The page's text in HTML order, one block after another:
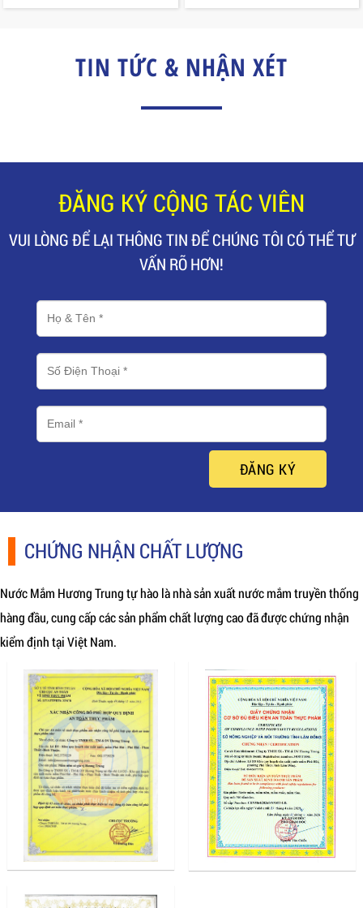
TIN TỨC & NHẬN XÉT
ĐĂNG KÝ CỘNG TÁC VIÊN
VUI LÒNG ĐỂ LẠI THÔNG TIN ĐỂ CHÚNG TÔI CÓ THỂ TƯ
VẤN RÕ HƠN!
ĐĂNG KÝ
CHỨNG NHẬN CHẤT LƯỢNG
Nước Mắm Hương Trung tự hào là nhà sản xuất nước mắm truyền thống
hàng đầu, cung cấp các sản phẩm chất lượng cao đã được chứng nhận
kiểm định tại Việt Nam.